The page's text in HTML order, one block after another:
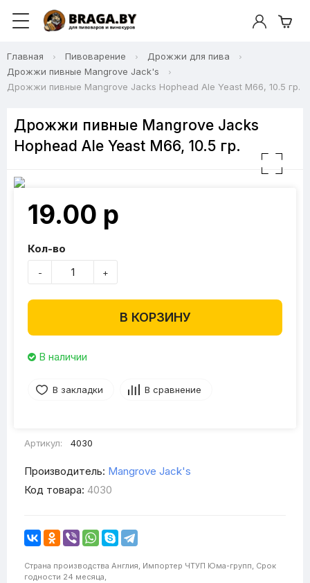
Главная Пивоварение
Дрожжи для пива
Дрожжи пивные Mangrove Jack's
Дрожжи пивные Mangrove Jacks Hophead Ale Yeast M66, 10.5 гр.
Дрожжи пивные Mangrove Jacks
Hophead Ale Yeast M66, 10.5 гр.
19.00 р
Кол-во
- +
В КОРЗИНУ
В наличии
В закладки В сравнение
Артикул: 4030
Производитель: Mangrove Jack's
Код товара: 4030
Страна производства Англия, Импортер ЧТУП Юма-групп, Срок
годности 24 месяца,